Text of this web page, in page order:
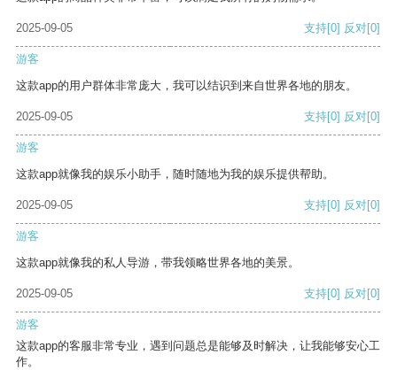
2025-09-05 支持[0] 反对[0]
游客
这款app的用户群体非常庞大，我可以结识到来自世界各地的朋友。
2025-09-05 支持[0] 反对[0]
游客
这款app就像我的娱乐小助手，随时随地为我的娱乐提供帮助。
2025-09-05 支持[0] 反对[0]
游客
这款app就像我的私人导游，带我领略世界各地的美景。
2025-09-05 支持[0] 反对[0]
游客
这款app的客服非常专业，遇到问题总是能够及时解决，让我能够安心工
作。